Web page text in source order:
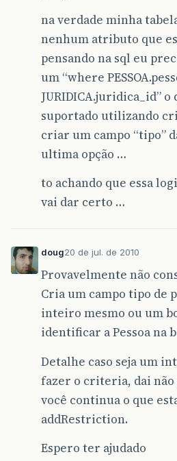
na verdade minha
nenhum atributo que
pensando na sql eu
um “where
JURIDICA.juridica_id” o
suportado utilizando
criar um campo “tipo”
ultima opção …
to achando que essa
vai dar certo …
doug20 de jul. de 2010
Provavelmente não
Cria um campo tipo de
inteiro mesmo ou um
identificar a Pessoa na
Detalhe caso seja um
fazer o criteria, dai não
você continua o que
addRestriction.
Espero ter ajudado